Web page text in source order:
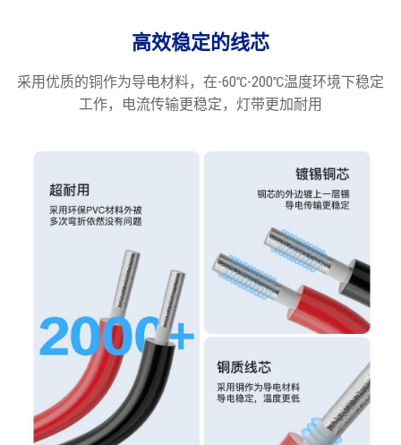
高效稳定的线芯
采用优质的铜作为导电材料，在-60℃-200℃温度环境下稳定
工作，电流传输更稳定，灯带更加耐用